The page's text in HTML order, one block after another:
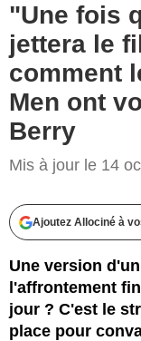
"Une fois
jettera le
comment
Men ont
Berry
Mis à jour le 14
Ajoutez Allociné à
Une version
l'affrontement
jour ? C'est le
place pour